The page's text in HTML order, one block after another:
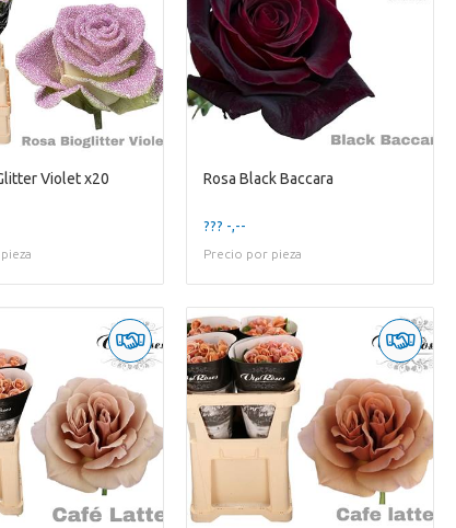
Violet x20 Rosa Black Baccara
??? -,--
Precio por pieza